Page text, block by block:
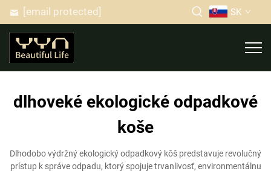
[email protected] SK
dlhoveké ekologické odpadkové
koše
Dlhodobo výdržný ekologický odpadkový kôš predstavuje revolučný
prístup k správe odpadu, ktorý spojuje trvanlivosť, environmentálnu